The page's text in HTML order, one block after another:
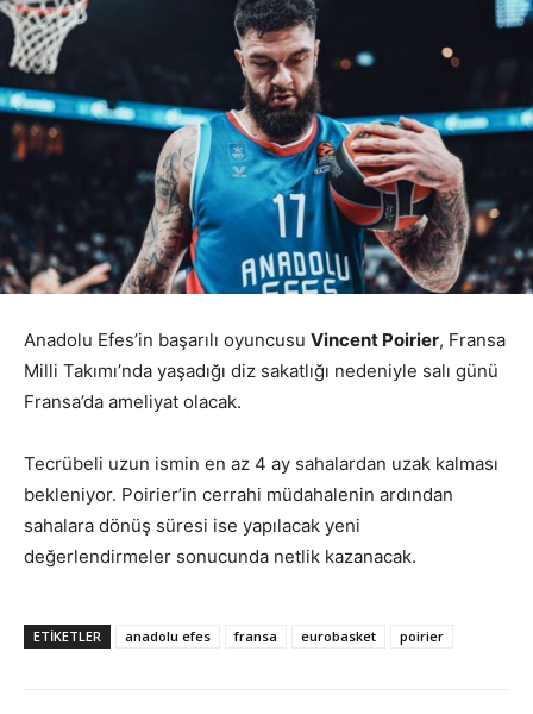
Anadolu Efes’in başarılı oyuncusu Vincent Poirier, Fransa
Milli Takımı’nda yaşadığı diz sakatlığı nedeniyle salı günü
Fransa’da ameliyat olacak.
Tecrübeli uzun ismin en az 4 ay sahalardan uzak kalması
bekleniyor. Poirier’in cerrahi müdahalenin ardından
sahalara dönüş süresi ise yapılacak yeni
değerlendirmeler sonucunda netlik kazanacak.
ETIKETLER anadolu efes fransa eurobasket poirier